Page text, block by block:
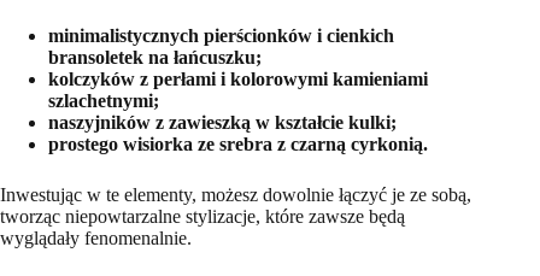
minimalistycznych pierścionków i cienkich
bransoletek na łańcuszku;
kolczyków z perłami i kolorowymi kamieniami
szlachetnymi;
naszyjników z zawieszką w kształcie kulki;
prostego wisiorka ze srebra z czarną cyrkonią.
Inwestując w te elementy, możesz dowolnie łączyć je ze sobą,
tworząc niepowtarzalne stylizacje, które zawsze będą
wyglądały fenomenalnie.